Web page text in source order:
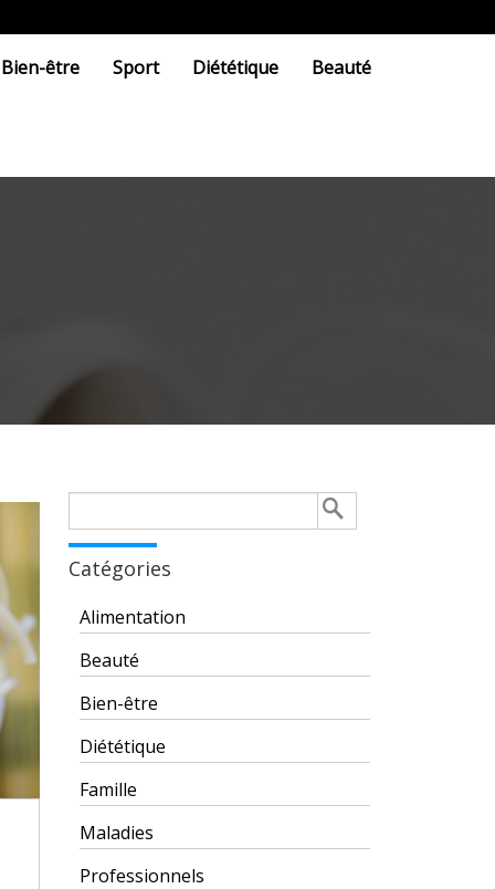
Bien-être Sport Diététique Beauté
Catégories
Alimentation
Beauté
Bien-être
Diététique
Famille
Maladies
Professionnels